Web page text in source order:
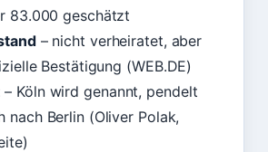
83.000 geschätzt
– nicht verheiratet, aber
Bestätigung (WEB.DE)
– Köln wird genannt, pendelt
nach Berlin (Oliver Polak,